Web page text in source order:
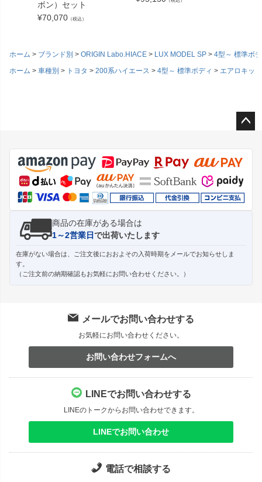
ボン）セット
¥70,070 （税込）
ホーム ブランド別 ORIGIN Labo.HIACE LUX MODEL SP
4型～ 標準ボ
ホーム
車種別 トヨタ 200系ハイエース 4型～ 標準ボディ エアロキット
ジト
ップ
へ
商品の在庫がある場合は
1～2営業日で出荷いたします
在庫がない場合は、ご注文後におおよその入荷時期をメールでお知らせしま
す。
（ご注文前の納期確認もお気軽にお問い合わせください。）
メールでお問い合わせする
お気軽にお問い合わせください。
お問い合わせフォームへ
LINEでお問い合わせする
LINEのトークからお問い合わせできます。
LINEでお問い合わせ
電話で相談する